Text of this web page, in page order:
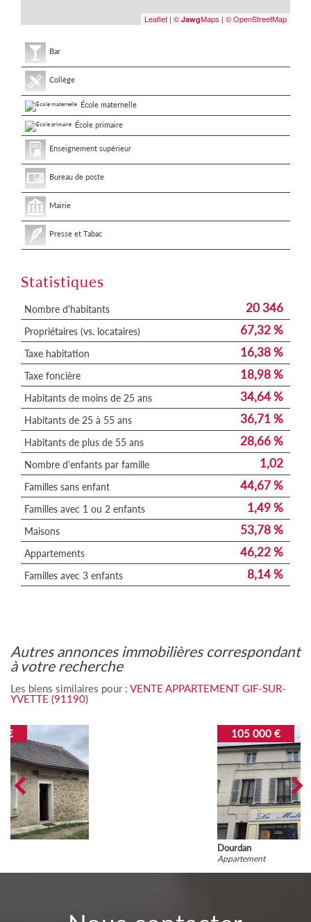
Leaflet | © JawgMaps | © OpenStreetMap
Bar
Collège
École maternelle
École primaire
Enseignement supérieur
Bureau de poste
Mairie
Presse et Tabac
Statistiques
Nombre d'habitants 20 346
Propriétaires (vs. locataires) 67,32 %
Taxe habitation 16,38 %
Taxe foncière 18,98 %
Habitants de moins de 25 ans 34,64 %
Habitants de 25 à 55 ans 36,71 %
Habitants de plus de 55 ans 28,66 %
Nombre d'enfants par famille 1,02
Familles sans enfant 44,67 %
Familles avec 1 ou 2 enfants 1,49 %
Maisons 53,78 %
Appartements 46,22 %
Familles avec 3 enfants 8,14 %
autres annonces immobilières correspondant
à votre recherche
Les biens similaires pour : VENTE APPARTEMENT GIF-SUR-
YVETTE (91190)